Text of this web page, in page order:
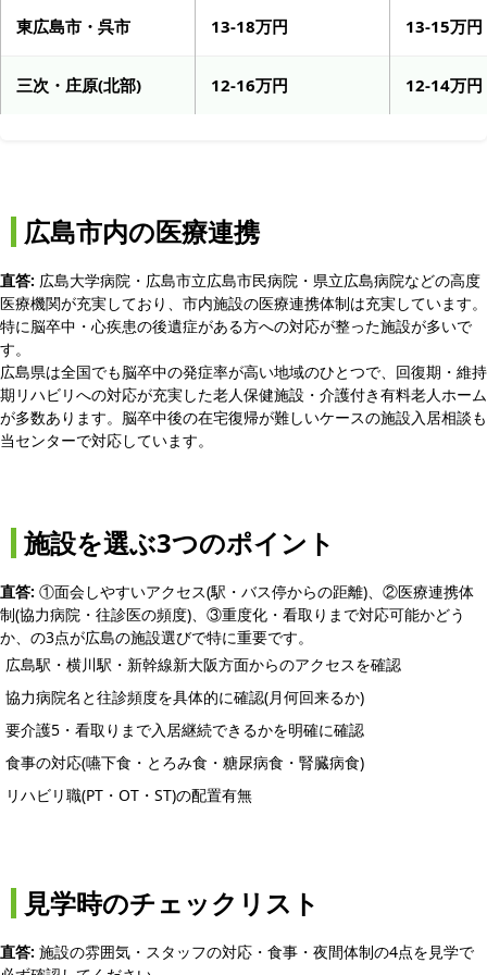
東広島市・呉市 13-18万円 13-15万円
三次・庄原(北部) 12-16万円 12-14万円
広島市内の医療連携
直答: 広島大学病院・広島市立広島市民病院・県立広島病院などの高度
医療機関が充実しており、市内施設の医療連携体制は充実しています。
特に脳卒中・心疾患の後遺症がある方への対応が整った施設が多いで
す。
広島県は全国でも脳卒中の発症率が高い地域のひとつで、回復期・維持
期リハビリへの対応が充実した老人保健施設・介護付き有料老人ホーム
が多数あります。脳卒中後の在宅復帰が難しいケースの施設入居相談も
当センターで対応しています。
施設を選ぶ3つのポイント
直答: ①面会しやすいアクセス(駅・バス停からの距離)、②医療連携体
制(協力病院・往診医の頻度)、③重度化・看取りまで対応可能かどう
か、の3点が広島の施設選びで特に重要です。
広島駅・横川駅・新幹線新大阪方面からのアクセスを確認
協力病院名と往診頻度を具体的に確認(月何回来るか)
要介護5・看取りまで入居継続できるかを明確に確認
食事の対応(嚥下食・とろみ食・糖尿病食・腎臓病食)
リハビリ職(PT・OT・ST)の配置有無
見学時のチェックリスト
直答: 施設の雰囲気・スタッフの対応・食事・夜間体制の4点を見学で